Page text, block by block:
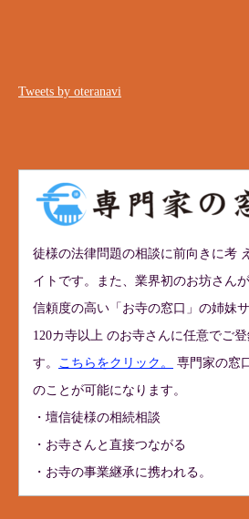
Tweets by oteranavi
徒様の法律問題の相談に前向きに考
イトです。また、業界初のお坊さん
信頼度の高い「お寺の窓口」の姉妹
120カ寺以上 のお寺さんに任意でご
す。
こちらをクリック。
専門家の窓
のことが可能になります。
・壇信徒様の相続相談
・お寺さんと直接つながる
・お寺の事業継承に携われる。